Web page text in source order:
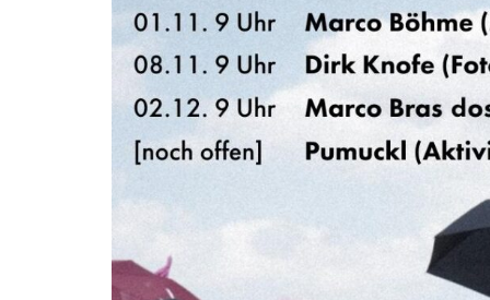
RECHTLICHES
AKTIONSTICKER